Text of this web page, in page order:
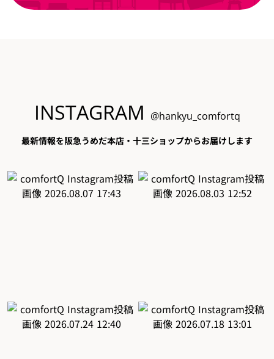
INSTAGRAM @hankyu_comfortq
最新情報を阪急うめだ本店・十三ショップからお届けします